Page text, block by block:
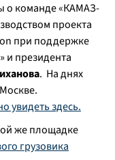
о команде «КАМАЗ-
проекта
при поддержке
и президента
. На днях
увидеть здесь.
же площадке
грузовика